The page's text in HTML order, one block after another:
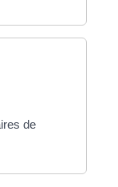
de